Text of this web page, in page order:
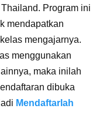
Program ini
mendapatkan
mengajarnya.
menggunakan
maka inilah
dibuka
Mendaftarlah